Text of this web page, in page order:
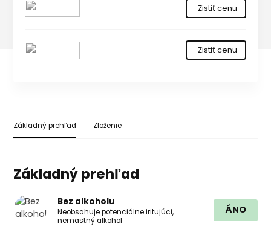
Zistiť cenu
Zistiť cenu
Základný prehľad Zloženie
Základný prehľad
Bez alkoholu
Neobsahuje potenciálne iritujúci,
nemastný alkohol
ÁNO